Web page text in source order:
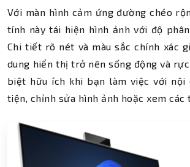
Với màn hình cảm ứng đường chéo
tính này tái hiện hình ảnh với độ
Chi tiết rõ nét và màu sắc chính xác
dung hiển thị trở nên sống động và
biệt hữu ích khi bạn làm việc với nội
tiện, chỉnh sửa hình ảnh hoặc xem các